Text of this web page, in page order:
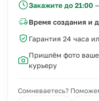
Закажите до 21:00
Время создания и
Гарантия 24 часа
Пришлём фото
курьеру
Сомневаетесь?